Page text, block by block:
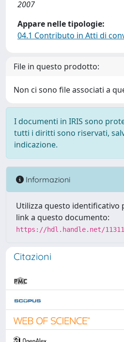
2007
Appare nelle tipologie:
04.1 Contributo in Atti di
File in questo prodotto:
Non ci sono file associati a
I documenti in IRIS sono
tutti i diritti sono riservati,
indicazione.
Informazioni
Utilizza questo identificativo
link a questo documento:
https://hdl.handle.net/
Citazioni